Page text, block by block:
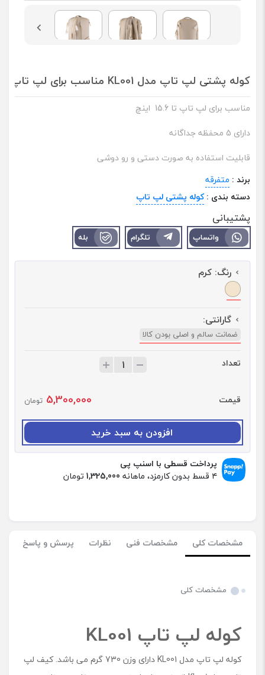
کوله پشتی لپ تاپ مدل KL001 مناسب برای لپ تاپ تا 15.6 اینچ
مناسب برای لپ تاپ تا 15.6 اینچ
دارای 5 محفظه جداگانه
قابلیت استفاده به صورت دستی و رو دوشی
برند : متفرقه
دسته بندی :کوله پشتی لپ تاپ
پشتیبانی
واتساپ تلگرام بله
رنگ: کرم
گارانتی:
ضمانت سالم و اصلی بودن کالا
تعداد
:
ک
و
ل
ه
پ
K
L
0
قیمت 5,300,000 تومان
افزودن به سبد خرید
پرداخت قسطی با اسنپ پی
۴ قسط بدون کارمزد، ماهانه
1,325,000 تومان
مشخصات کلی مشخصات فنی نظرات پرسش و پاسخ
مشخصات کلی
کوله لپ تاپ KL001
کوله لپ تاپ مدل KL001 دارای وزن 730 گرم می باشد. کیف لپ